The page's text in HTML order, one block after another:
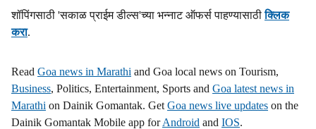
शॉपिंगसाठी 'सकाळ प्राईम डील्स'च्या भन्नाट ऑफर्स पाहण्यासाठीक्लिक
करा.
Read Goa news in Marathi and Goa local news on Tourism,
Business, Politics, Entertainment, Sports and Goa latest news in
Marathi on Dainik Gomantak. Get Goa news live updates on the
Dainik Gomantak Mobile app forAndroid and IOS.